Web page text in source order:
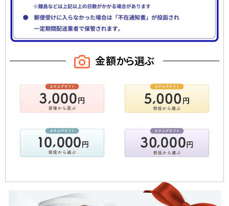
金額から選ぶ